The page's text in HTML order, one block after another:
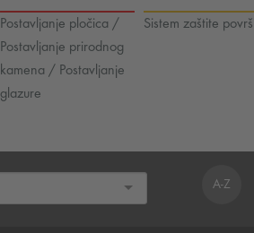
Postavljanje pločica /
Postavljanje prirodnog
kamena / Postavljanje
glazure
Sistem zaštite
A-Z